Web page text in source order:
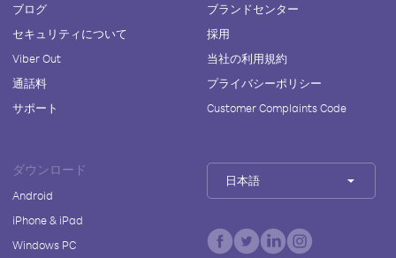
ブログ
セキュリティについて
Viber Out
通話料
サポート
ブランドセンター
採用
当社の利用規約
プライバシーポリシー
Customer Complaints Code
ダウンロード
Android
iPhone & iPad
Windows PC
日本語